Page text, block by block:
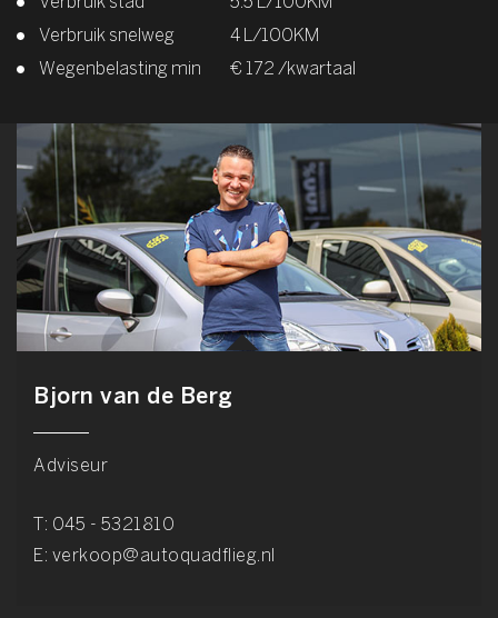
Verbruik snelweg
4 L/100KM
Wegenbelasting min
€ 172 /kwartaal
Bjorn van de Berg
Adviseur
T: 045 - 5321810
E: verkoop@autoquadflieg.nl